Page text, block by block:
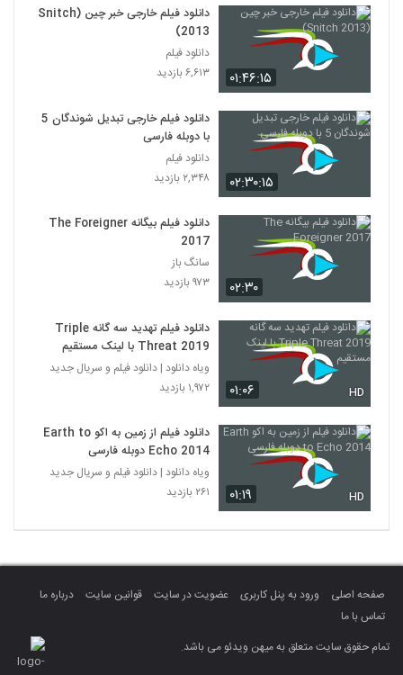
۰۱:۴۶:۱۵
دانلود فیلم خارجی خبر چین (Snitch
2013)
دانلود فیلم
۶,۶۱۳ بازدید
۰۲:۳۰:۱۵
دانلود فیلم خارجی تبدیل شوندگان 5
با دوبله فارسی
دانلود فیلم
۲,۳۴۸ بازدید
۰۲:۳۰
دانلود فیلم بیگانه The Foreigner
2017
سانگ باز
۹۷۳ بازدید
۰۱:۰۶ HD
دانلود فیلم تهدید سه‌ گانه Triple
Threat 2019 با لینک مستقیم
ویاه دانلود | دانلود فیلم و سریال جدید
۱,۹۷۲ بازدید
۰۱:۱۹ HD
دانلود فیلم از زمین به اکو Earth to
Echo 2014 دوبله فارسی
ویاه دانلود | دانلود فیلم و سریال جدید
۲۶۱ بازدید
صفحه اصلی ورود به پنل کاربری عضویت در سایت قوانین سایت
درباره ما
تماس با ما
تمام حقوق سایت متعلق به میهن ویدئو می باشد.